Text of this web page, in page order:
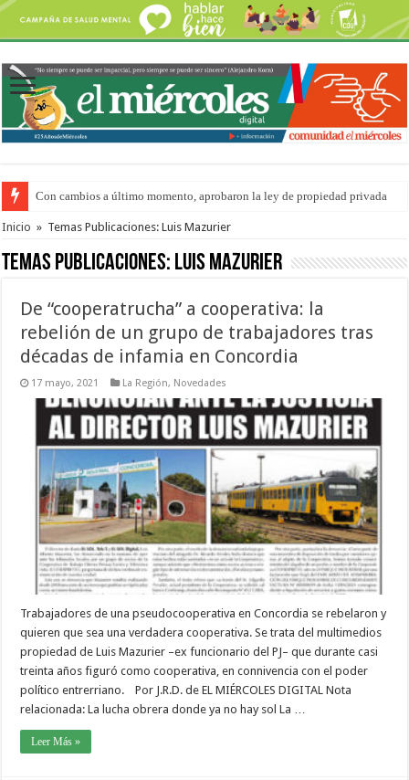
Con cambios a último momento, aprobaron la ley de propiedad privada
Adopción en Entre Ríos: el 35% de los 90 niños, niñas y adolescentes que
Inicio » Temas Publicaciones: Luis Mazurier
Temas Publicaciones: Luis Mazurier
De “cooperatrucha” a cooperativa: la
rebelión de un grupo de trabajadores tras
décadas de infamia en Concordia
17 mayo, 2021 La Región, Novedades
Trabajadores de una pseudocooperativa en Concordia se rebelaron y
quieren que sea una verdadera cooperativa. Se trata del multimedios
propiedad de Luis Mazurier –ex funcionario del PJ– que durante casi
treinta años figuró como cooperativa, en connivencia con el poder
político entrerriano. Por J.R.D. de EL MIÉRCOLES DIGITAL Nota
relacionada: La lucha obrera donde ya no hay sol La …
Leer Más »